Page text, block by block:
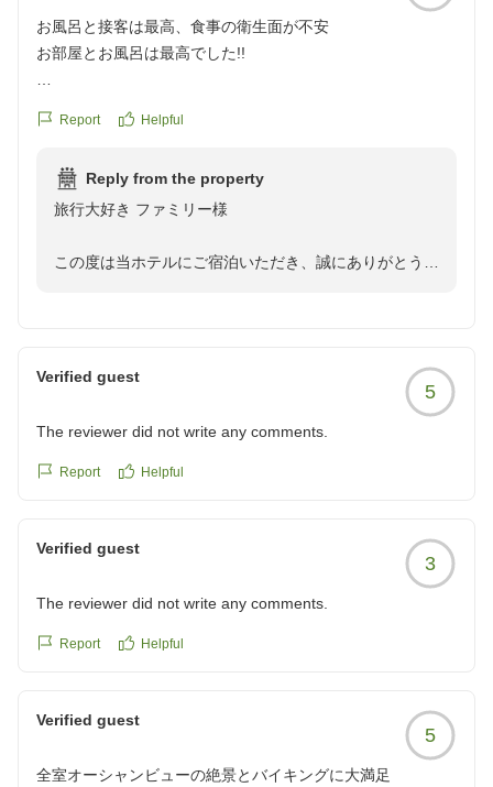
おります。
お風呂と接客は最高、食事の衛生面が不安
お部屋とお風呂は最高でした!!
料理置いてあるところが高温多湿すぎて傷んでないか心配す
クチコミの詳細はこちらから
Report Helpful
Reply from the property
旅行大好き ファミリー様
この度は当ホテルにご宿泊いただき、誠にありがとうご
寄せいただきましたこと、心より御礼申し上げます。
お部屋やお風呂、そして何よりスタッフの接客に関しま
しく拝読いたしました。
であれば、これ以上の喜びはございません。
一方で、ビュッフェエリアの室温・湿度につきまして、
ご不安とご不快な思いをさせてしまい大変申し訳ござい
当館では食品の衛生管理および適切な温度保持を徹底し
ておりますが、お客様に安心してお食事をお楽しみいた
だく環境づくりとして、ビュッフェ会場内の空調管理や
Verified guest
5
The reviewer did not write any comments.
Report Helpful
Verified guest
3
The reviewer did not write any comments.
Report Helpful
Verified guest
5
全室オーシャンビューの絶景とバイキングに大満足